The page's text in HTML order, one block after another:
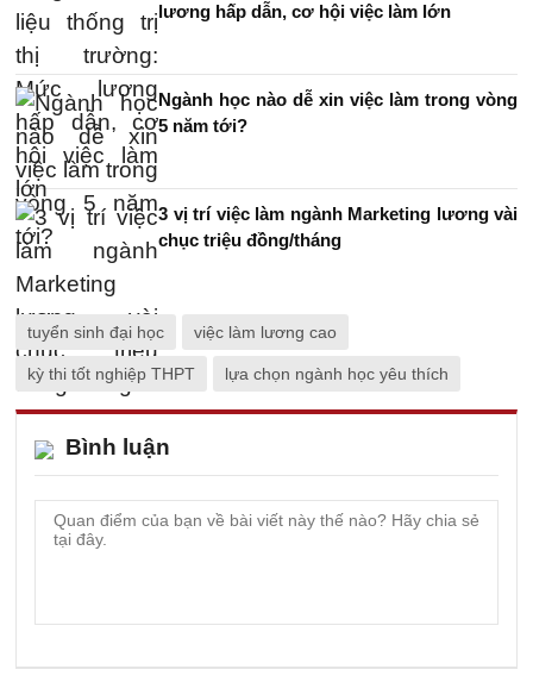
lương hấp dẫn, cơ hội việc làm lớn
Ngành học nào dễ xin việc làm trong vòng
5 năm tới?
3 vị trí việc làm ngành Marketing lương vài
chục triệu đồng/tháng
tuyển sinh đại học việc làm lương cao
kỳ thi tốt nghiệp THPT lựa chọn ngành học yêu thích
Bình luận